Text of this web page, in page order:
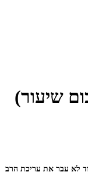
שיעור)
לא עבר את עריכת הרב